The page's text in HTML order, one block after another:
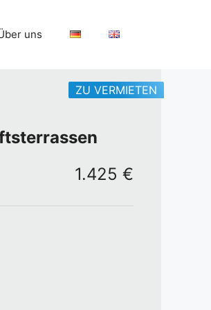
uns
ZU VERMIETEN
1.425 €